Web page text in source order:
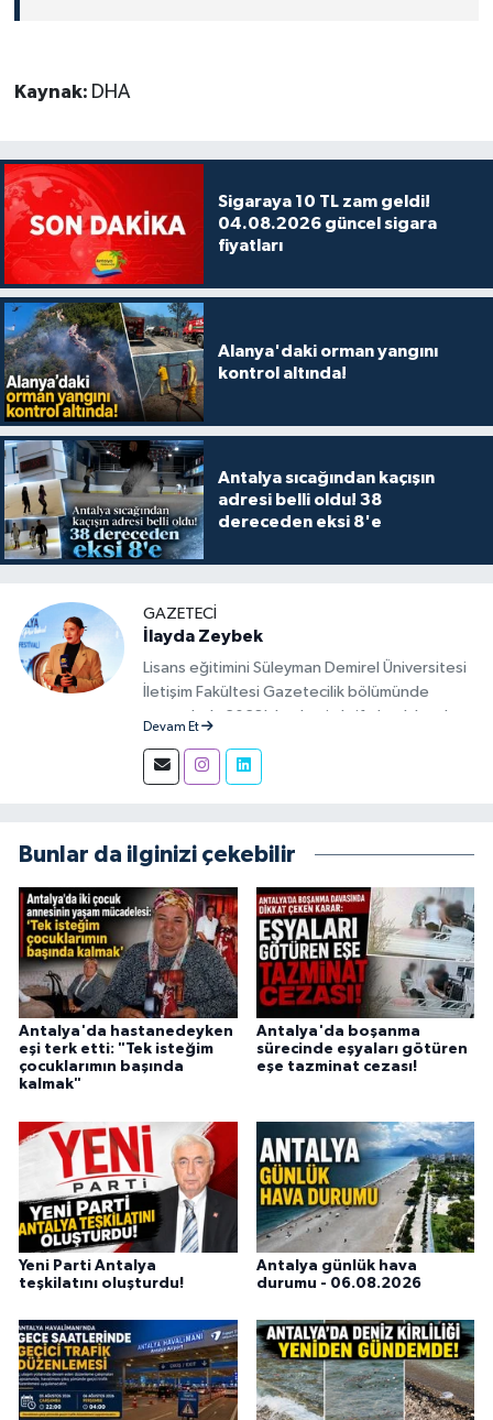
Kaynak: DHA
Sigaraya 10 TL zam geldi!
04.08.2026 güncel sigara
fiyatları
Alanya'daki orman yangını
kontrol altında!
Antalya sıcağından kaçışın
adresi belli oldu! 38
dereceden eksi 8'e
GAZETECI
İlayda Zeybek
Lisans eğitimini Süleyman Demirel Üniversitesi
İletişim Fakültesi Gazetecilik bölümünde
tamamladı. 2023'den beri aktif olarak basılı,
aşamalarında muhabir ve editör olarak görev
alıyor.
Devam Et
Bunlar da ilginizi çekebilir
Antalya'da hastanedeyken
eşi terk etti: "Tek isteğim
çocuklarımın başında
kalmak"
Antalya'da boşanma
sürecinde eşyaları götüren
eşe tazminat cezası!
Yeni Parti Antalya
teşkilatını oluşturdu!
Antalya günlük hava
durumu - 06.08.2026